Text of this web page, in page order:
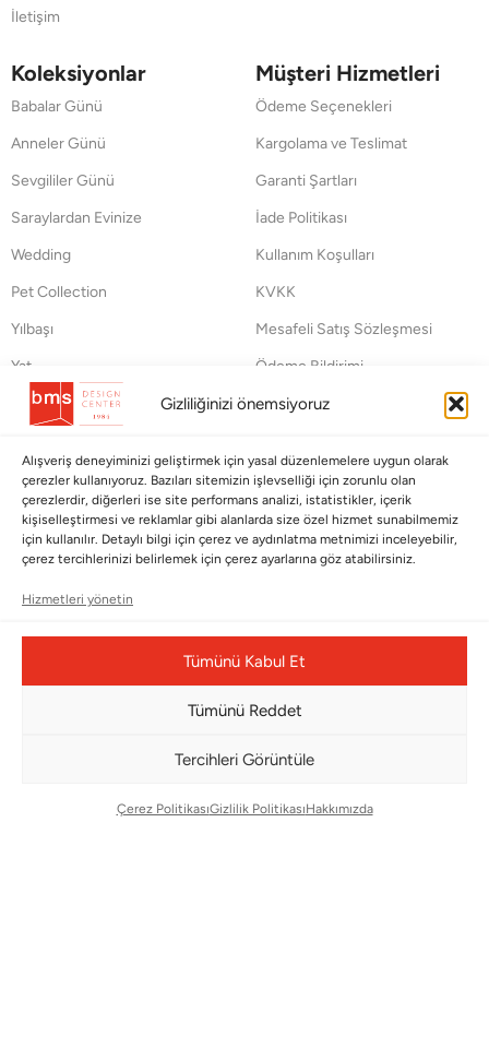
Gizliliğinizi önemsiyoruz
Alışveriş deneyiminizi geliştirmek için yasal düzenlemelere uygun olarak
çerezler kullanıyoruz. Bazıları sitemizin işlevselliği için zorunlu olan
çerezlerdir, diğerleri ise site performans analizi, istatistikler, içerik
kişiselleştirmesi ve reklamlar gibi alanlarda size özel hizmet sunabilmemiz
için kullanılır. Detaylı bilgi için çerez ve aydınlatma metnimizi inceleyebilir,
çerez tercihlerinizi belirlemek için çerez ayarlarına göz atabilirsiniz.
Hizmetleri yönetin
Tümünü Kabul Et
Tümünü Reddet
Tercihleri Görüntüle
Çerez PolitikasıGizlilik PolitikasıHakkımızda
İletişim
Koleksiyonlar
Babalar Günü
Anneler Günü
Sevgililer Günü
Saraylardan Evinize
Wedding
Pet Collection
Yılbaşı
Yat
Müşteri Hizmetleri
Ödeme Seçenekleri
Kargolama ve Teslimat
Garanti Şartları
İade Politikası
Kullanım Koşulları
KVKK
Mesafeli Satış Sözleşmesi
Ödeme Bildirimi
Hata Bildirim Formu
BÜLTENİMİZE ABONE OLUN
Kayıt olun ve fırsatlardan ilk siz yararlanın!
Bültenimize Abone Olun